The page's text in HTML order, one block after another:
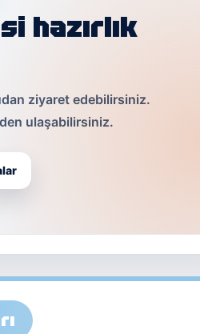
hazırlık
ziyaret edebilirsiniz.
ulaşabilirsiniz.